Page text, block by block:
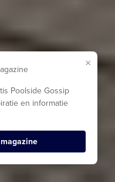
×
Poolside Gossip
en informatie